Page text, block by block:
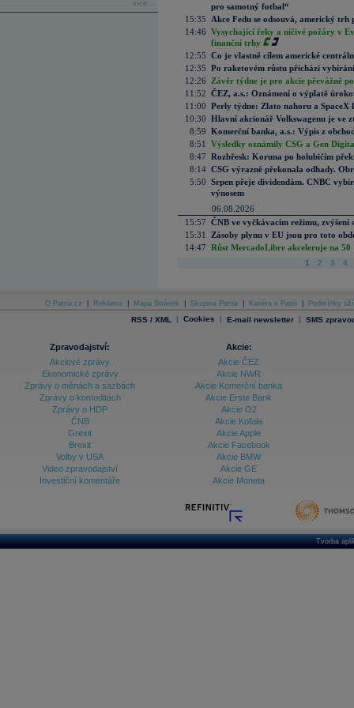
více...
pro samotný fotbal“
15:35
Akce Fedu se odsouvá, americký
14:46 Vysychající řeky a ničivé požáry v
finanční trhy
12:55 Co je vlastně cílem americké
12:35 Po raketovém růstu přichází
12:26
Závěr týdne je pro akcie převážně
11:52 ČEZ, a.s.: Oznámení o výplatě
11:00 Perly týdne: Zlato nahoru a SpaceX
10:30 Hlavní akcionář Volkswagenu je ve
8:59 Komerční banka, a.s.: Výpis z
8:51
Výsledky oznámily CSG a Gen
8:47 Rozbřesk: Koruna po holubičím
8:14 CSG výrazně překonala odhady.
5:50 Srpen přeje dividendám. CNBC
výnosem
06.08.2026
15:57 ČNB ve vyčkávacím režimu, zvýšení
15:31
Zásoby plynu v EU jsou pro toto
14:47 Růst MercadoLibre akceleruje na
1 2 3 4
O Patria.cz Reklama Mapa Stránek Skupina Patria Kariéra v Patrii Podmínky
RSS / XML | Cookies | E-mail newsletter | SMS
Zpravodajství:
Akciové zprávy
Ekonomické zprávy
Zprávy o měnách a sazbách
Zprávy o komoditách
Zprávy o HDP
ČNB
Grexit
Brexit
Volby v USA
Video zpravodajství
Investiční komentáře
Akcie:
Akcie ČEZ
Akcie NWR
Akcie Komerční banka
Akcie Erste Bank
Akcie O2
Akcie Kofola
Akcie Apple
Akcie Facebook
Akcie BMW
Akcie GE
Akcie Moneta
Tvorba